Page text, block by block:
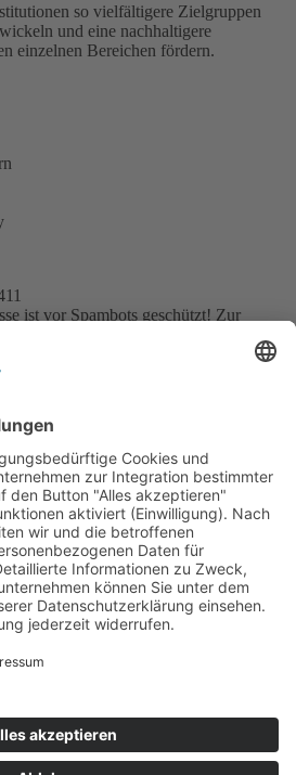
so vielfältigere Zielgruppen
und eine nachhaltigere
einzelnen Bereichen fördern.
ist vor Spambots geschützt! Zur
sein.
sein.
ist vor Spambots geschützt! Zur
sein.
Natur